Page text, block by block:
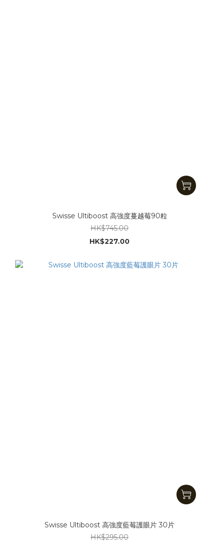
Swisse Ultiboost 高強度蔓越莓90粒
HK$745.00
HK$227.00
Swisse Ultiboost 高強度藍莓護眼片 30片
HK$295.00